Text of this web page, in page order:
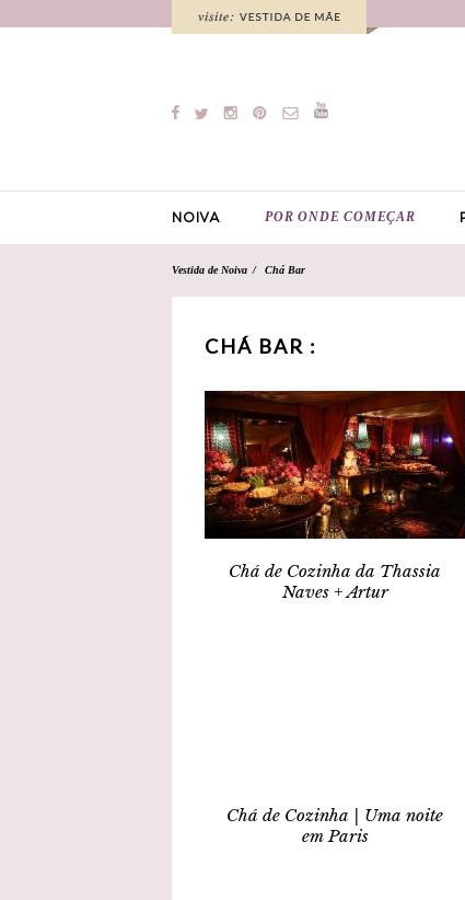
NOIVA POR ONDE COMEÇAR
Vestida de Noiva Chá Bar
CHÁ BAR :
Chá de Cozinha da Thassia
Naves + Artur
Chá de Cozinha | Uma noite
em Paris